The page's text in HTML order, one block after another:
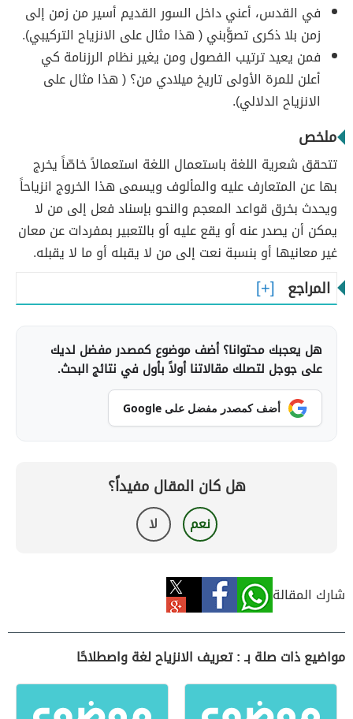
في القدس، أعني داخل السور القديم أسير من زمن إلى
زمن بلا ذكرى تصوًّبني ( هذا مثال على الانزياح التركيبي).
فمن يعيد ترتيب الفصول ومن يغير نظام الرزنامة كي
أعلن للمرة الأولى تاريخ ميلادي من؟ ( هذا مثال على
الانزياح الدلالي).
ملخص
تتحقق شعرية اللغة باستعمال اللغة استعمالاً خاصّاً يخرج
بها عن المتعارف عليه والمألوف ويسمى هذا الخروج انزياحاً
ويحدث بخرق قواعد المعجم والنحو بإسناد فعل إلى من لا
يمكن أن يصدر عنه أو يقع عليه أو بالتعبير بمفردات عن معان
غير معانيها أو بنسبة نعت إلى من لا يقبله أو ما لا يقبله.
المراجع
هل يعجبك محتوانا؟ أضف موضوع كمصدر مفضل لديك
على جوجل لتصلك مقالاتنا أولاً بأول في نتائج البحث.
أضف كمصدر مفضل على Google
هل كان المقال مفيداً؟
نعم لا
شارك المقالة
مواضيع ذات صلة بـ : تعريف الانزياح لغة واصطلاحًا